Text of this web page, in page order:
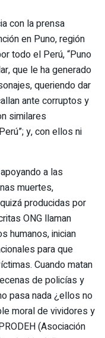
con la prensa
en Puno, región
todo el Perú, “Puno
que le ha generado
queriendo dar
ante corruptos y
similares
y, con ellos ni
a las
muertes,
producidas por
ONG llaman
humanos, inician
para que
Cuando matan
de policías y
pasa nada ¿ellos no
moral de vividores y
(Asociación